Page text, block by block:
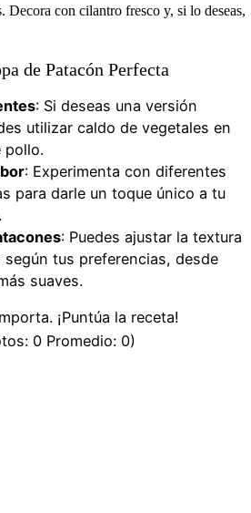
Decora con cilantro fresco y, si lo deseas,
de Patacón Perfecta
: Si deseas una versión
utilizar caldo de vegetales en
pollo.
: Experimenta con diferentes
para darle un toque único a tu
: Puedes ajustar la textura
tus preferencias, desde
suaves.
¡Puntúa la receta!
0Promedio: 0)